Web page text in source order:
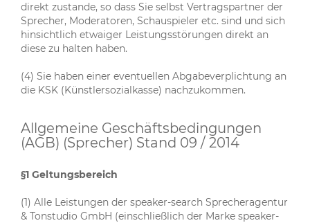
direkt zustande, so dass Sie selbst Vertragspartner der
Sprecher, Moderatoren, Schauspieler etc. sind und sich
hinsichtlich etwaiger Leistungsstörungen direkt an
diese zu halten haben.
(4) Sie haben einer eventuellen Abgabeverplichtung an
die KSK (Künstlersozialkasse) nachzukommen.
Allgemeine Geschäftsbedingungen
(AGB) (Sprecher) Stand 09 / 2014
§1 Geltungsbereich
(1) Alle Leistungen der speaker-search Sprecheragentur
& Tonstudio GmbH (einschließlich der Marke speaker-